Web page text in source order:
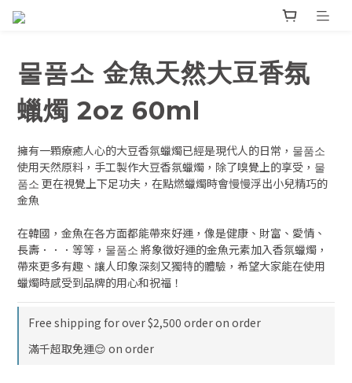
물품소 金魚天然大豆香氛
蠟燭 2oz 60ml
擁有一顆療癒人心的大豆香氛蠟燭已經是現代人的日常，물품소
使用天然原料，手工製作大豆香氛蠟燭，除了嗅覺上的享受，물
품소 更在視覺上下足功夫，在點燃蠟燭時會慢慢浮出小兒精巧的
金魚
在韓國，金魚在各方面都能帶來好運，像是健康、財富、愛情、
長壽．．．等等，물품소 將象徵好運的金魚元素加入香氛蠟燭，
帶來更多有趣、讓人印象深刻又獨特的體驗，希望大家能在使用
蠟燭時感受到品牌的用心和祝福！
Free shipping for over $2,500 order on order
滿千超取免運😌 on order